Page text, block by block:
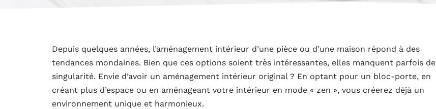
Depuis quelques années, l’aménagement intérieur d’une pièce ou d’une maison répond à des
tendances mondaines. Bien que ces options soient très intéressantes, elles manquent parfois de
singularité. Envie d’avoir un aménagement intérieur original ? En optant pour un bloc-porte, en
créant plus d’espace ou en aménageant votre intérieur en mode « zen », vous créerez déjà un
environnement unique et harmonieux.